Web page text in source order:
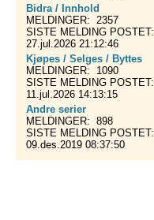
Bidra / Innhold
MELDINGER: 2357
SISTE MELDING POSTET:
27.jul.2026 21:12:46
Kjøpes / Selges / Byttes
MELDINGER: 1090
SISTE MELDING POSTET:
11.jul.2026 14:13:15
Andre serier
MELDINGER: 898
SISTE MELDING POSTET:
09.des.2019 08:37:50